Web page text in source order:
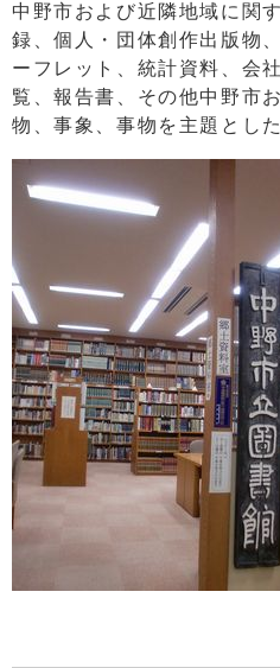
中野市および近隣地域に関
録、個人・団体創作出版物
ーフレット、統計資料、会
覧、報告書、その他中野市
物、事象、事物を主題とし